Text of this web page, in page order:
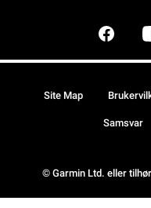
© Garmin Ltd. eller
Site Map
Samsvar